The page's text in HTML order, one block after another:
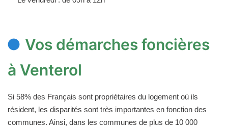
Vos démarches foncières
à Venterol
Si 58% des Français sont propriétaires du logement où ils
résident, les disparités sont très importantes en fonction des
communes. Ainsi, dans les communes de plus de 10 000